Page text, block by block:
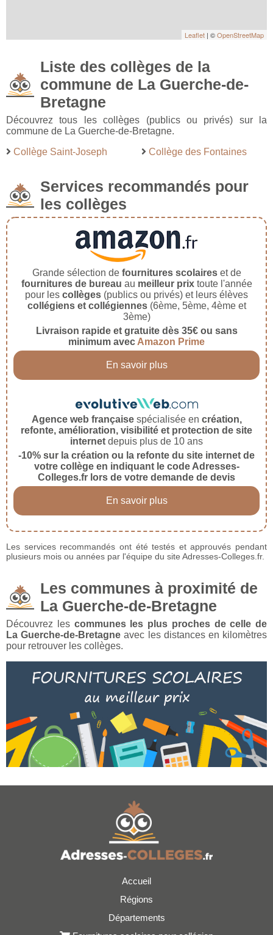
Leaflet | ©OpenStreetMap
Liste des collèges de la
commune de La Guerche-de-
Bretagne
Découvrez tous les collèges (publics ou privés) sur la
commune de La Guerche-de-Bretagne.
Collège Saint-Joseph
Collège des Fontaines
Services recommandés pour
les collèges
Grande sélection de fournitures scolaireset de
fournitures de bureau au meilleur prixtoute l'année
pour les collèges (publics ou privés) et leurs élèves
collégiens et collégiennes(6ème, 5ème, 4ème et
3ème)
Livraison rapide et gratuite dès 35€ ou sans
minimum avec Amazon Prime
En savoir plus
Agence web françaisespécialisée en création,
refonte, amélioration, visibilité et protection de site
internet depuis plus de 10 ans
-10% sur la création ou la refonte du site internet de
votre collège en indiquant le code Adresses-
Colleges.fr lors de votre demande de devis
En savoir plus
Les services recommandés ont été testés et approuvés pendant
plusieurs mois ou années par l'équipe du site Adresses-Colleges.fr.
Les communes à proximité de
La Guerche-de-Bretagne
Découvrez les communes les plus proches de celle de
La Guerche-de-Bretagne avec les distances en kilomètres
pour retrouver les collèges.
Accueil
Régions
Départements